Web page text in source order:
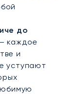
до
каждое
и
уступают